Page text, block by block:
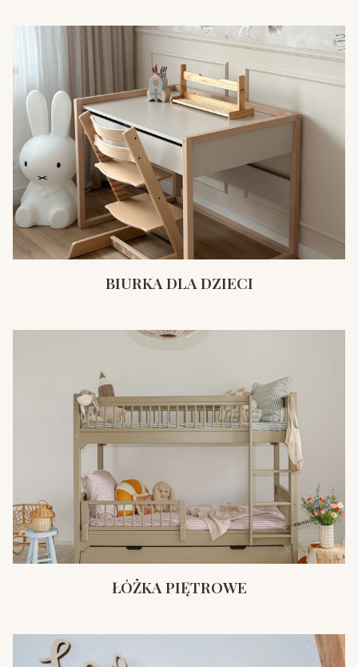
BIURKA DLA DZIECI
ŁÓŻKA PIĘTROWE